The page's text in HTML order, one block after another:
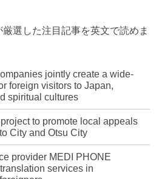
厳選した注目記事を英文で読めま
jointly create a wide-
foreign visitors to Japan,
spiritual cultures
to promote local appeals
City and Otsu City
provider MEDI PHONE
services in